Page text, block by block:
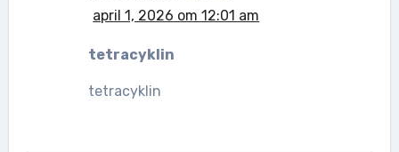
april 1, 2026 om 12:01 am
tetracyklin
tetracyklin